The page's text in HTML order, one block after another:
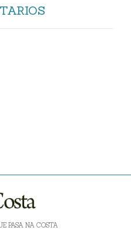
PASA NA COSTA